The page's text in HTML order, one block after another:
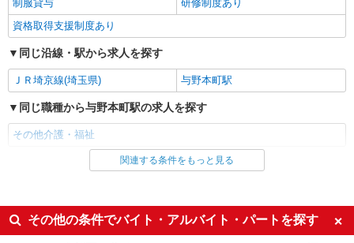
制服貸与
研修制度あり
資格取得支援制度あり
同じ沿線・駅から求人を探す
ＪＲ埼京線(埼玉県) 与野本町駅
同じ職種から与野本町駅の求人を探す
その他介護・福祉
同じ雇用形態から与野本町駅の求人を探す
同じ特徴から与野本町駅の求人を探す
関連する条件をもっと見る
その他の条件でバイト・アルバイト・パートを探す